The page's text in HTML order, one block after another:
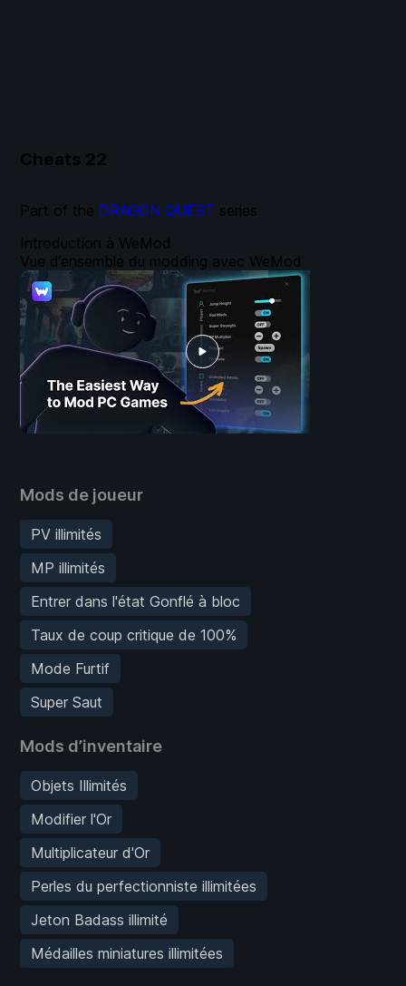
Cheats 22
Mods de joueur
PV illimités
MP illimités
Entrer dans l'état Gonflé à bloc
Taux de coup critique de 100%
Mode Furtif
Super Saut
Mods d’inventaire
Objets Illimités
Modifier l'Or
Multiplicateur d'Or
Perles du perfectionniste illimitées
Jeton Badass illimité
Médailles miniatures illimitées
Introduction à WeMod
Vue d’ensemble du modding avec WeMod
Part of the DRAGON QUEST series